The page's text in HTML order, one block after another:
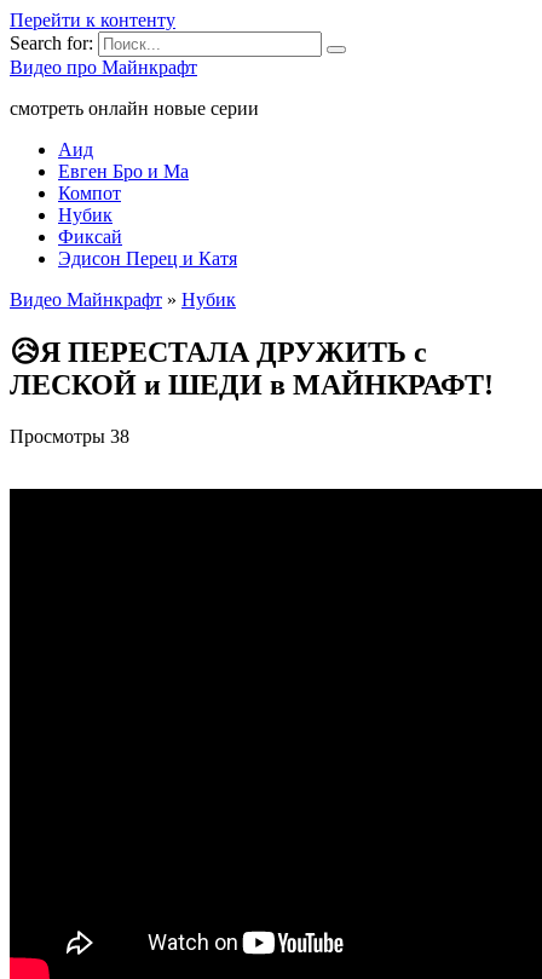
Перейти к контенту
Search for:
Видео про Майнкрафт
смотреть онлайн новые серии
Аид
Евген Бро и Ма
Компот
Нубик
Фиксай
Эдисон Перец и Катя
Видео Майнкрафт » Нубик
😥Я ПЕРЕСТАЛА ДРУЖИТЬ с
ЛЕСКОЙ и ШЕДИ в МАЙНКРАФТ!
Просмотры 38